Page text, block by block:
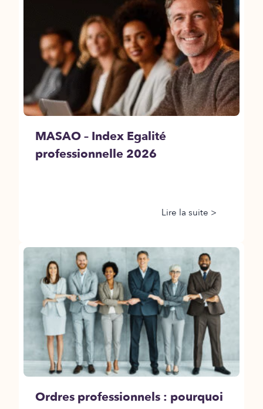
MASAO – Index Egalité
professionnelle 2026
Lire la suite >
Ordres professionnels : pourquoi